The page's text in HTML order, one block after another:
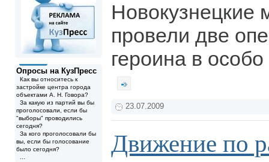
Опросы на КузПресс
Как вы относитесь к
застройке центра города
объектами А. Н. Говора?
За какую из партий вы бы
проголосовали, если бы
"выборы" проводились
сегодня?
За кого проголосовали бы
вы, если бы голосование
было сегодня?
Новокузнецкие
провели две
героина в
23.07.2009
Движение по